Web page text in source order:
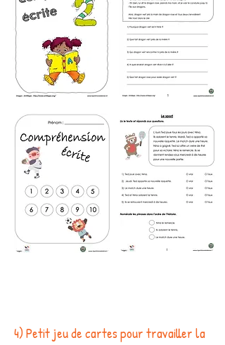
4) Petit jeu de cartes pour travailler la